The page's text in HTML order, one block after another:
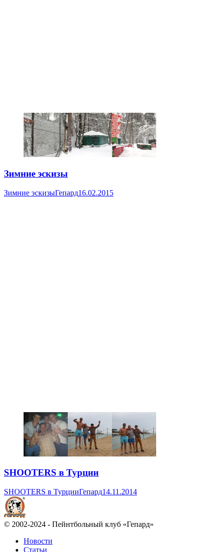
Зимние эскизы
Зимние эскизыГепард16.02.2015
SHOOTERS в Турции
SHOOTERS в ТурцииГепард14.11.2014
© 2002-2024 - Пейнтбольный клуб «Гепард»
Новости
Статьи